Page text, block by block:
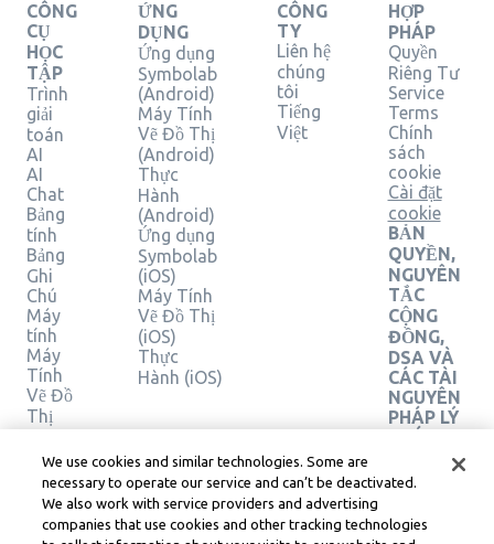
CÔNG
CỤ
HỌC
TẬP
Trình
giải
toán
AI
AI
Chat
Bảng
tính
Bảng
Ghi
Chú
Máy
tính
Máy
Tính
Vẽ Đồ
Thị
Tính
Hình
Học
Xác
minh
ỨNG
DỤNG
Ứng dụng
Symbolab
(Android)
Máy Tính
Vẽ Đồ Thị
(Android)
Thực
Hành
(Android)
Ứng dụng
Symbolab
(iOS)
Máy Tính
Vẽ Đồ Thị
(iOS)
Thực
Hành (iOS)
CÔNG
TY
Liên hệ
chúng
tôi
Tiếng
Việt
HỢP
PHÁP
Quyền
Riêng Tư
Service
Terms
Chính
sách
cookie
Cài đặt
cookie
BẢN
QUYỀN,
NGUYÊN
TẮC
CỘNG
ĐỒNG,
DSA VÀ
CÁC TÀI
NGUYÊN
PHÁP LÝ
tâm pháp
Learneo
Điều
We use cookies and similar technologies. Some are
necessary to operate our service and can’t be deactivated.
We also work with service providers and advertising
companies that use cookies and other tracking technologies